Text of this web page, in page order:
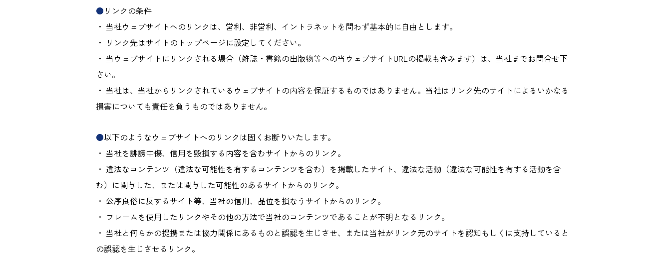
● リンクの条件
・ 当社ウェブサイトへのリンクは、営利、非営利、イントラネットを問わず基本的に自由とします。
・ リンク先はサイトのトップページに設定してください。
・ 当ウェブサイトにリンクされる場合（雑誌・書籍の出版物等への当ウェブサイトURLの掲載も含みます）は、当社までお問合せ下
さい。
・ 当社は、当社からリンクされているウェブサイトの内容を保証するものではありません。当社はリンク先のサイトによるいかなる
損害についても責任を負うものではありません。
●以下のようなウェブサイトへのリンクは固くお断りいたします。
・ 当社を誹謗中傷、信用を毀損する内容を含むサイトからのリンク。
・ 違法なコンテンツ（違法な可能性を有するコンテンツを含む）を掲載したサイト、違法な活動（違法な可能性を有する活動を含
む）に関与した、または関与した可能性のあるサイトからのリンク。
・ 公序良俗に反するサイト等、当社の信用、品位を損なうサイトからのリンク。
・ フレームを使用したリンクやその他の方法で当社のコンテンツであることが不明となるリンク。
・ 当社と何らかの提携または協力関係にあるものと誤認を生じさせ、または当社がリンク元のサイトを認知もしくは支持していると
の誤認を生じさせるリンク。